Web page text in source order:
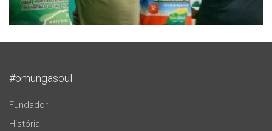
#omungasoul
Fundador
História